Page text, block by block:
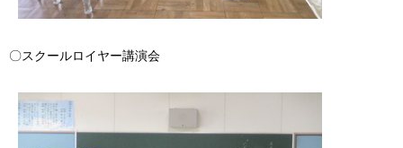
〇スクールロイヤー講演会